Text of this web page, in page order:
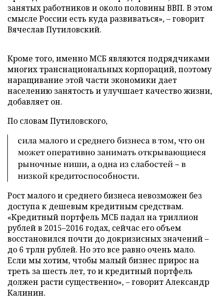
занятых работников и около половины ВВП. В этом
смысле России есть куда развиваться», – говорит
Вячеслав Путиловский.
Кроме того, именно МСБ являются подрядчиками
многих транснациональных корпораций, поэтому
наращивание этой части экономики дает
населению занятость и улучшает качество жизни,
добавляет он.
По словам Путиловского,
сила малого и среднего бизнеса в том, что он
может оперативно занимать открывающиеся
рыночные ниши, а одна из слабостей – в
низкой кредитоспособности.
Рост малого и среднего бизнеса невозможен без
доступа к дешевым кредитным средствам.
«Кредитный портфель МСБ падал на триллион
рублей в 2015–2016 годах, сейчас его объем
восстановился почти до докризисных значений –
до 6 трлн рублей. Но это все равно очень мало.
Если мы хотим, чтобы малый бизнес прирос на
треть за шесть лет, то и кредитный портфель
должен расти существенно», – говорит Александр
Калинин.